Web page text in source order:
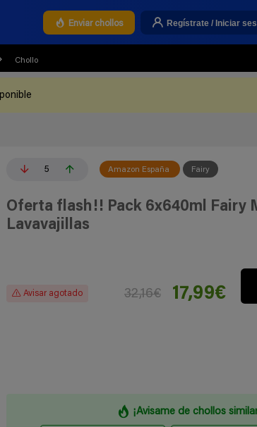
Enviar chollos Regístrate / Iniciar
Chollo
5 Amazon España Fairy
Oferta flash!! Pack 6x640ml Fairy
Lavavajillas
Avisar agotado 32,16€ 17,99€
¡Avisame de chollos